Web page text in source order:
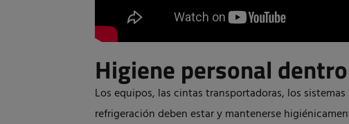
Higiene personal dentro
Los equipos, las cintas transportadoras, los
refrigeración deben estar y mantenerse